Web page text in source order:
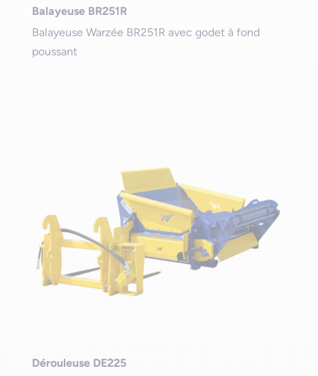
Balayeuse BR251R
Balayeuse Warzée BR251R avec godet à fond
poussant
Dérouleuse DE225